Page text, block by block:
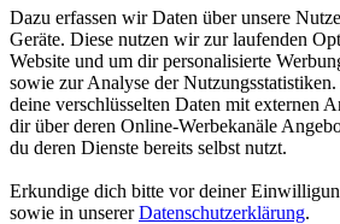
Dazu erfassen wir Daten über unsere
Geräte. Diese nutzen wir zur laufenden
Website und um dir personalisierte
sowie zur Analyse der
deine verschlüsselten Daten mit externen
dir über deren Online-Werbekanäle
du deren Dienste bereits selbst nutzt.
Erkundige dich bitte vor deiner
sowie in unsererDatenschutzerklärung.